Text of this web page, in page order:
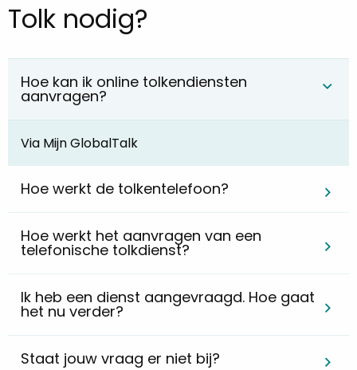
Tolk nodig?
Hoe kan ik online tolkendiensten
aanvragen?
Via Mijn GlobalTalk
Hoe werkt de tolkentelefoon?
Hoe werkt het aanvragen van een
telefonische tolkdienst?
Ik heb een dienst aangevraagd. Hoe gaat
het nu verder?
Staat jouw vraag er niet bij?